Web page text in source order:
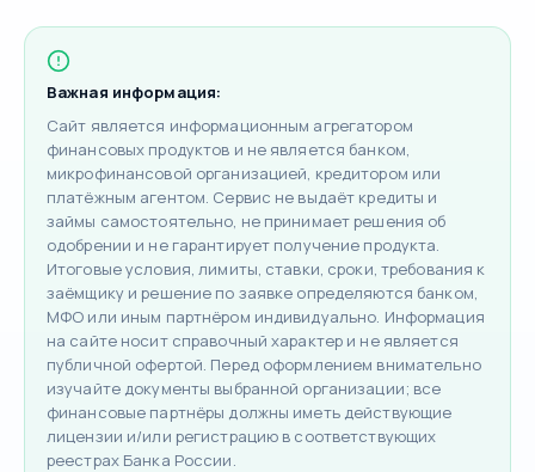
Важная информация:
Сайт является информационным агрегатором
финансовых продуктов и не является банком,
микрофинансовой организацией, кредитором или
платёжным агентом. Сервис не выдаёт кредиты и
займы самостоятельно, не принимает решения об
одобрении и не гарантирует получение продукта.
Итоговые условия, лимиты, ставки, сроки, требования к
заёмщику и решение по заявке определяются банком,
МФО или иным партнёром индивидуально. Информация
на сайте носит справочный характер и не является
публичной офертой. Перед оформлением внимательно
изучайте документы выбранной организации; все
финансовые партнёры должны иметь действующие
лицензии и/или регистрацию в соответствующих
реестрах Банка России.